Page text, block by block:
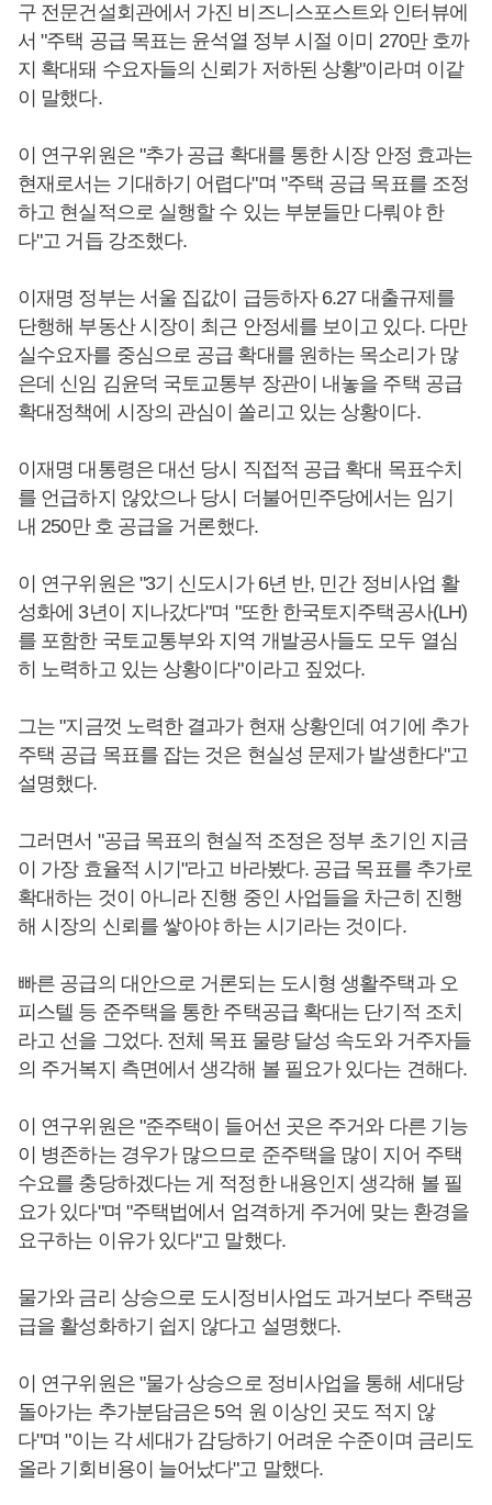
구 전문건설회관에서 가진 비즈니스포스트와 인터뷰에
서 "주택 공급 목표는 윤석열 정부 시절 이미 270만 호까
지 확대돼 수요자들의 신뢰가 저하된 상황"이라며 이같
이 말했다.
이 연구위원은 "추가 공급 확대를 통한 시장 안정 효과는
현재로서는 기대하기 어렵다"며 "주택 공급 목표를 조정
하고 현실적으로 실행할 수 있는 부분들만 다뤄야 한
다"고 거듭 강조했다.
이재명 정부는 서울 집값이 급등하자 6.27 대출규제를
단행해 부동산 시장이 최근 안정세를 보이고 있다. 다만
실수요자를 중심으로 공급 확대를 원하는 목소리가 많
은데 신임 김윤덕 국토교통부 장관이 내놓을 주택 공급
확대정책에 시장의 관심이 쏠리고 있는 상황이다.
이재명 대통령은 대선 당시 직접적 공급 확대 목표수치
를 언급하지 않았으나 당시 더불어민주당에서는 임기
내 250만 호 공급을 거론했다.
이 연구위원은 "3기 신도시가 6년 반, 민간 정비사업 활
성화에 3년이 지나갔다"며 "또한 한국토지주택공사(LH)
를 포함한 국토교통부와 지역 개발공사들도 모두 열심
히 노력하고 있는 상황이다"이라고 짚었다.
그는 "지금껏 노력한 결과가 현재 상황인데 여기에 추가
주택 공급 목표를 잡는 것은 현실성 문제가 발생한다"고
설명했다.
그러면서 "공급 목표의 현실적 조정은 정부 초기인 지금
이 가장 효율적 시기"라고 바라봤다. 공급 목표를 추가로
확대하는 것이 아니라 진행 중인 사업들을 차근히 진행
해 시장의 신뢰를 쌓아야 하는 시기라는 것이다.
빠른 공급의 대안으로 거론되는 도시형 생활주택과 오
피스텔 등 준주택을 통한 주택공급 확대는 단기적 조치
라고 선을 그었다. 전체 목표 물량 달성 속도와 거주자들
의 주거복지 측면에서 생각해 볼 필요가 있다는 견해다.
이 연구위원은 "준주택이 들어선 곳은 주거와 다른 기능
이 병존하는 경우가 많으므로 준주택을 많이 지어 주택
수요를 충당하겠다는 게 적정한 내용인지 생각해 볼 필
요가 있다"며 "주택법에서 엄격하게 주거에 맞는 환경을
요구하는 이유가 있다"고 말했다.
물가와 금리 상승으로 도시정비사업도 과거보다 주택공
급을 활성화하기 쉽지 않다고 설명했다.
이 연구위원은 "물가 상승으로 정비사업을 통해 세대당
돌아가는 추가분담금은 5억 원 이상인 곳도 적지 않
다"며 "이는 각 세대가 감당하기 어려운 수준이며 금리도
올라 기회비용이 늘어났다"고 말했다.